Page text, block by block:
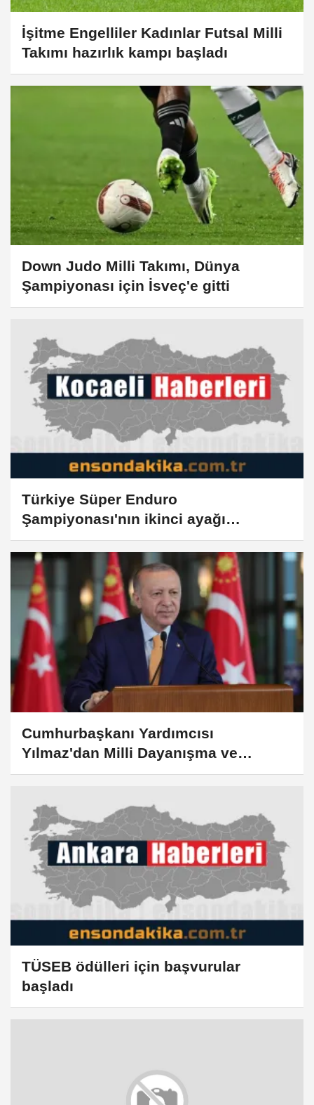
İşitme Engelliler Kadınlar Futsal Milli
Takımı hazırlık kampı başladı
Down Judo Milli Takımı, Dünya
Şampiyonası için İsveç'e gitti
Türkiye Süper Enduro
Şampiyonası'nın ikinci ayağı
Kocaeli'de yapılacak
Cumhurbaşkanı Yardımcısı
Yılmaz'dan Milli Dayanışma ve
Toplumsal Bütünleşmenin
ilişkin paylaşım:
TÜSEB ödülleri için başvurular
başladı